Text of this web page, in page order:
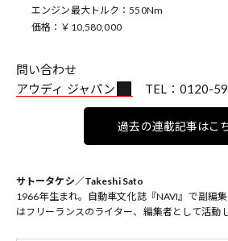
エンジン最大トルク：550Nm
価格：￥10,580,000
問い合わせ
アウディ ジャパン
TEL：0120-
過去の連載記事はこ
サトータケシ／Takeshi Sato
1966年生まれ。自動車文化誌『NAVI』で副編
はフリーランスのライター、編集者として活動